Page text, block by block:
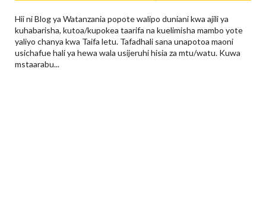
Hii ni Blog ya Watanzania popote walipo duniani kwa ajili ya
kuhabarisha, kutoa/kupokea taarifa na kuelimisha mambo yote
yaliyo chanya kwa Taifa letu. Tafadhali sana unapotoa maoni
usichafue hali ya hewa wala usijeruhi hisia za mtu/watu. Kuwa
mstaarabu...